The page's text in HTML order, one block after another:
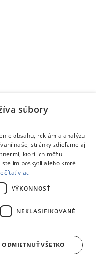
13x7cm na batérie so
súbory
obsahu, reklám a analýzu
našej stránky zdieľame aj
ktorí ich môžu
im poskytli alebo ktoré
viac
VÝKONNOSŤ
NEKLASIFIKOVANÉ
ODMIETNUŤ VŠETKO